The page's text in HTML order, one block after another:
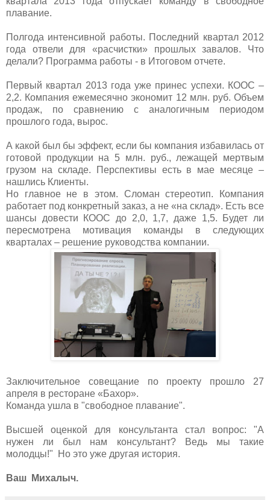
плавание.
Полгода интенсивной работы. Последний квартал 2012
года отвели для «расчистки» прошлых завалов. Что
делали? Программа работы - в Итоговом отчете.
Первый квартал 2013 года уже принес успехи. КООС –
2,2. Компания ежемесячно экономит 12 млн. руб. Объем
продаж, по сравнению с аналогичным периодом
прошлого года, вырос.
А какой был бы эффект, если бы компания избавилась от
готовой продукции на 5 млн. руб., лежащей мертвым
грузом на складе. Перспективы есть в мае месяце –
нашлись Клиенты.
Но главное не в этом. Сломан стереотип. Компания
работает под конкретный заказ, а не «на склад». Есть все
шансы довести КООС до 2,0, 1,7, даже 1,5. Будет ли
пересмотрена мотивация команды в следующих
кварталах – решение руководства компании.
Заключительное совещание по проекту прошло 27
апреля в ресторане «Бахор».
Команда ушла в "свободное плавание".
Высшей оценкой для консультанта стал вопрос: "А
нужен ли был нам консультант? Ведь мы такие
молодцы!" Но это уже другая история.
Ваш Михалыч.